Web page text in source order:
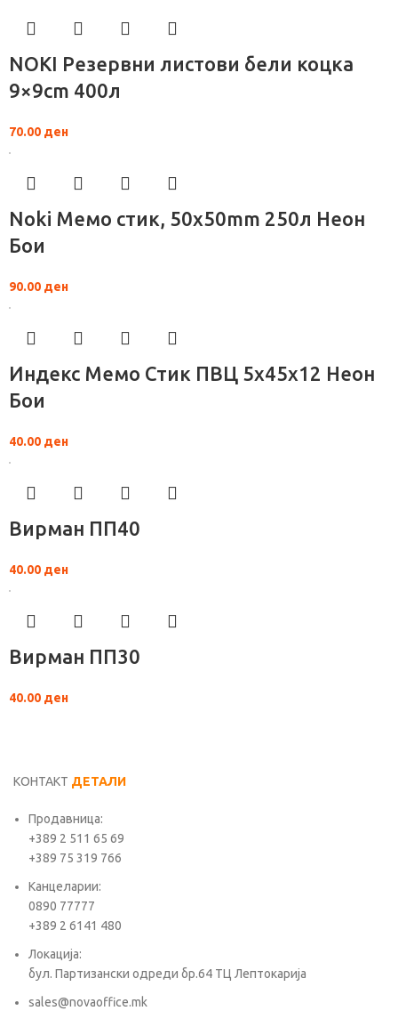
NOKI Резервни листови бели коцка
9×9сm 400л
70.00 ден
Noki Мемо стик, 50x50mm 250л Неон
Бои
90.00 ден
Индекс Мемо Стик ПВЦ 5x45x12 Неон
Бои
40.00 ден
Вирман ПП40
40.00 ден
Вирман ПП30
40.00 ден
КОНТАКТ ДЕТАЛИ
Продавница:
+389 2 511 65 69
+389 75 319 766
Канцеларии:
0890 77777
+389 2 6141 480
Локација:
бул. Партизански одреди бр.64 ТЦ Лептокарија
sales@novaoffice.mk